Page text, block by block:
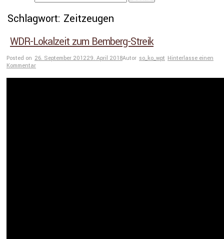
Schlagwort: Zeitzeugen
WDR-Lokalzeit zum Bemberg-Streik
Posted on 26. September 201229. April 2018Autor so_ko_wpt Hinterlasse einen
Kommentar